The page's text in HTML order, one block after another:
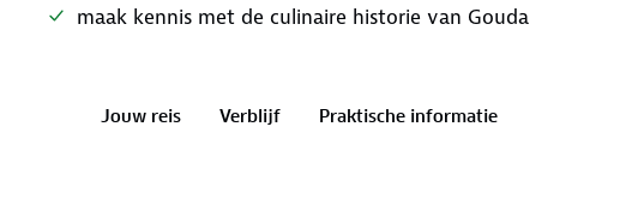
maak kennis met de culinaire historie van Gouda
Jouw reis Verblijf Praktische informatie